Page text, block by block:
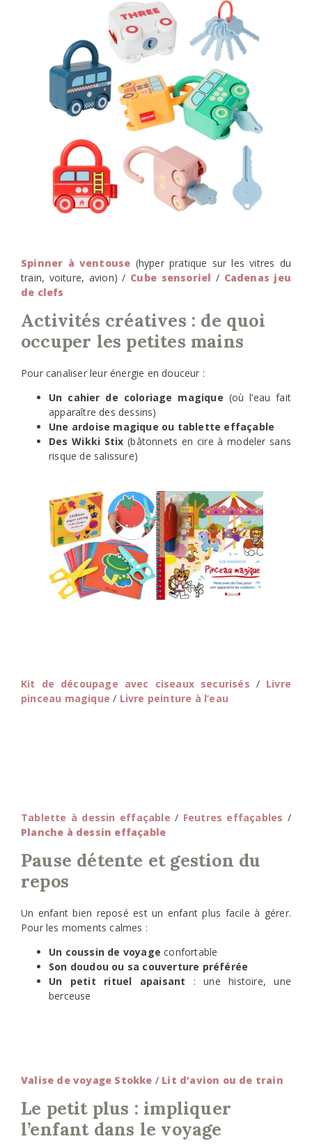
Spinner à ventouse (hyper pratique sur les vitres du
train, voiture, avion) / Cube sensoriel / Cadenas jeu
de clefs
Activités créatives : de quoi
occuper les petites mains
Pour canaliser leur énergie en douceur :
Un cahier de coloriage magique (où l’eau fait
apparaître des dessins)
Une ardoise magique ou tablette effaçable
Des Wikki Stix (bâtonnets en cire à modeler sans
risque de salissure)
Kit de découpage avec ciseaux securisés / Livre
pinceau magique / Livre peinture à l’eau
Tablette à dessin effaçable / Feutres effaçables /
Planche à dessin effaçable
Pause détente et gestion du
repos
Un enfant bien reposé est un enfant plus facile à gérer.
Pour les moments calmes :
Un coussin de voyage confortable
Son doudou ou sa couverture préférée
Un petit rituel apaisant : une histoire, une
berceuse
Valise de voyage Stokke / Lit d’avion ou de train
Le petit plus : impliquer
l’enfant dans le voyage